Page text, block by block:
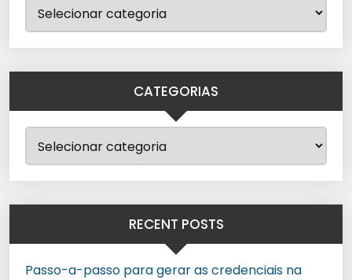
CATEGORIAS
RECENT POSTS
Passo-a-passo para gerar as credenciais na